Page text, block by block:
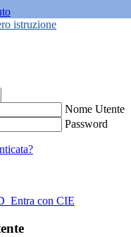
Nome Utente
Password
Entra con CIE